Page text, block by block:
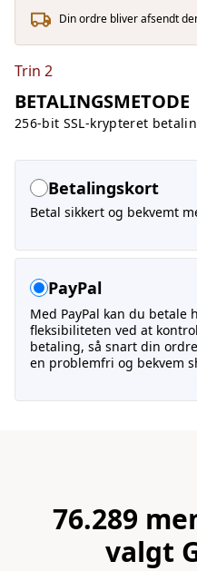
Din ordre bliver afsendt
Trin 2
BETALINGSMETODE
256-bit SSL-krypteret
Betalingskort
Betal sikkert og bekvemt
PayPal
Med PayPal kan du betale
fleksibiliteten ved at
betaling, så snart din
en problemfri og bekvem
76.289
valgt